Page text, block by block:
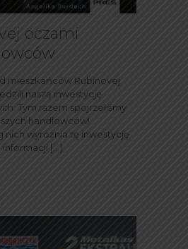
oczami
mieszkańców Rubinovej
naszą inwestycję
Tym razem spojrzeliśmy
handlowców!
nich wyróżnia tę inwestycję
informacji […]